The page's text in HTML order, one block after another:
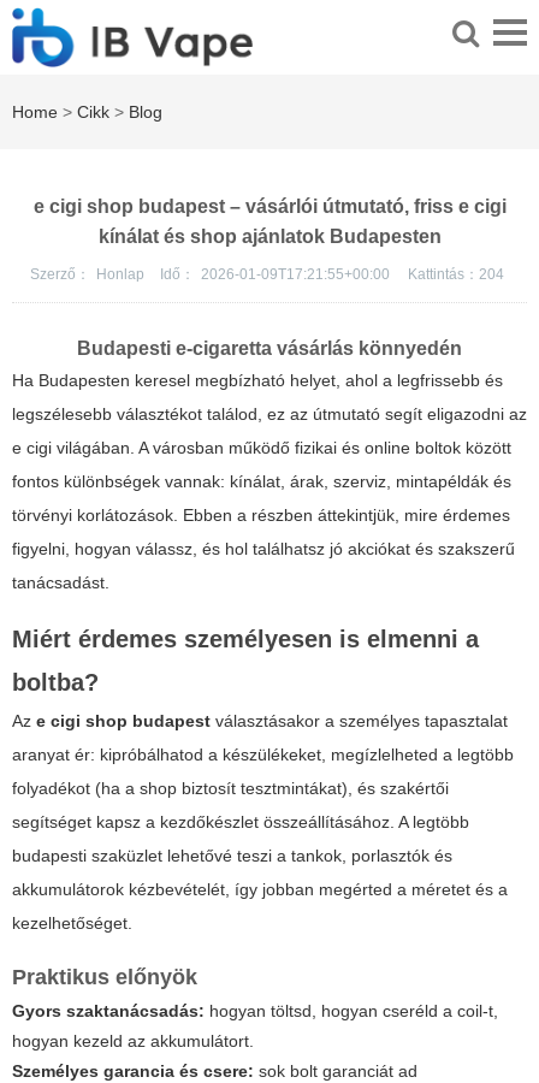
Home > Cikk > Blog
e cigi shop budapest – vásárlói útmutató, friss e cigi
kínálat és shop ajánlatok Budapesten
Szerző： Honlap Idő： 2026-01-09T17:21:55+00:00 Kattintás： 204
Budapesti e-cigaretta vásárlás könnyedén
Ha Budapesten keresel megbízható helyet, ahol a legfrissebb és
legszélesebb választékot találod, ez az útmutató segít eligazodni az
e cigi világában. A városban működő fizikai és online boltok között
fontos különbségek vannak: kínálat, árak, szerviz, mintapéldák és
törvényi korlátozások. Ebben a részben áttekintjük, mire érdemes
figyelni, hogyan válassz, és hol találhatsz jó akciókat és szakszerű
tanácsadást.
Miért érdemes személyesen is elmenni a
boltba?
Az e cigi shop budapest választásakor a személyes tapasztalat
aranyat ér: kipróbálhatod a készülékeket, megízlelheted a legtöbb
folyadékot (ha a shop biztosít tesztmintákat), és szakértői
segítséget kapsz a kezdőkészlet összeállításához. A legtöbb
budapesti szaküzlet lehetővé teszi a tankok, porlasztók és
akkumulátorok kézbevételét, így jobban megérted a méretet és a
kezelhetőséget.
Praktikus előnyök
Gyors szaktanácsadás: hogyan töltsd, hogyan cseréld a coil-t,
hogyan kezeld az akkumulátort.
Személyes garancia és csere: sok bolt garanciát ad